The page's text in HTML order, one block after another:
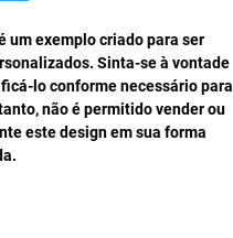
um exemplo criado para ser
Sinta-se à vontade
lo conforme necessário para
não é permitido vender ou
este design em sua forma